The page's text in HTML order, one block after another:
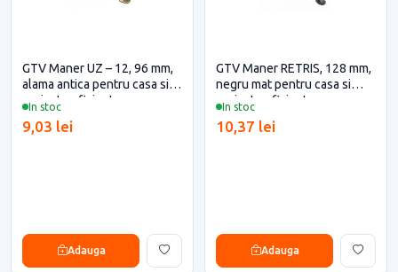
In stoc
GTV Maner UZ – 12, 96 mm,
alama antica pentru casa si
proiecte eficiente
9,03 lei
Adauga
In stoc
GTV Maner RETRIS, 128 mm,
negru mat pentru casa si
proiecte eficiente
10,37 lei
Adauga